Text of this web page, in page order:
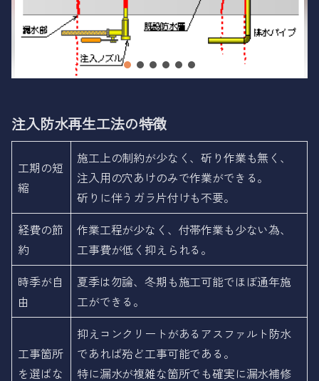
注入防水再生工法の特徴
工期の短
縮
施工上の制約が少なく、斫り作業も無く、
注入用の穴あけのみで作業ができる。
斫りに伴うガラ片付けも不要。
経費の節
約
作業工程が少なく、付帯作業も少ない為、
工事費が低く抑えられる。
時季が自
由
夏季は勿論、冬期も施工可能でほぼ通年施
工ができる。
工事箇所
を選ばな
抑えコンクリートがあるアスファルト防水
であれば殆ど工事可能である。
特に漏水が複雑な箇所でも確実に漏水補修